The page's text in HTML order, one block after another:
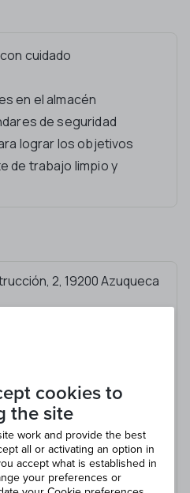
cuidado
en el almacén
de seguridad
lograr los objetivos
de trabajo limpio y
2, 19200 Azuqueca
cookies to
the site
work and provide the best
all or activating an option in
accept what is established in
your preferences or